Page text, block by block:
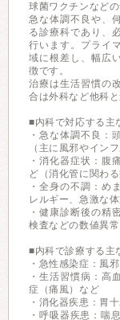
球菌ワクチンなど
急な体調不良や、
る診療科であり、
行います。プライ
域に根差し、幅広
徴です。
治療は生活習慣の
合は外科など他科
■内科で対応する主
・急な体調不良：
（主に風邪やイン
・消化器症状：腹
ど（消化管に関わる
・全身の不調：め
レルギー、急激な
・健康診断後の精
検査などの数値異
■内科で診療する主
・急性感染症：風
・生活習慣病：高
症（痛風）など
・消化器疾患：胃
・呼吸器疾患：喘